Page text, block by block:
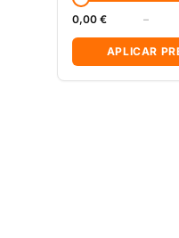
0,00 € –
APLICAR